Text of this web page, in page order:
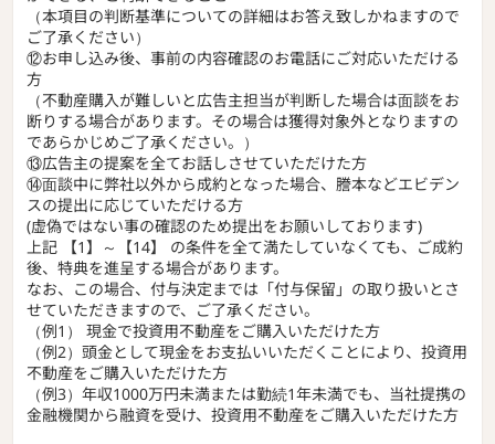
（本項目の判断基準についての詳細はお答え致しかねますので
ご了承ください）
⑫お申し込み後、事前の内容確認のお電話にご対応いただける
方
（不動産購入が難しいと広告主担当が判断した場合は面談をお
断りする場合があります。その場合は獲得対象外となりますの
であらかじめご了承ください。）
⑬広告主の提案を全てお話しさせていただけた方
⑭面談中に弊社以外から成約となった場合、謄本などエビデン
スの提出に応じていただける方
(虚偽ではない事の確認のため提出をお願いしております)
上記 【1】～【14】 の条件を全て満たしていなくても、ご成約
後、特典を進呈する場合があります。
なお、この場合、付与決定までは「付与保留」の取り扱いとさ
せていただきますので、ご了承ください。
（例1） 現金で投資用不動産をご購入いただけた方
（例2）頭金として現金をお支払いいただくことにより、投資用
不動産をご購入いただけた方
（例3）年収1000万円未満または勤続1年未満でも、当社提携の
金融機関から融資を受け、投資用不動産をご購入いただけた方